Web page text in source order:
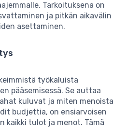
Tarkoituksena on
ja pitkän aikavälin
asettaminen.
työkaluista
pääsemisessä. Se auttaa
kuluvat ja miten menoista
budjettia, on ensiarvoisen
kaikki tulot ja menot. Tämä